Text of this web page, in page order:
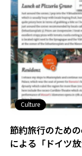
Culture
節約旅行のため
による「ドイツ放